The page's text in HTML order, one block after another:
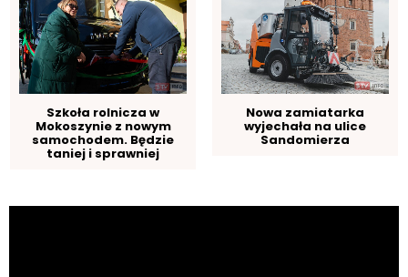
Szkoła rolnicza w
Mokoszynie z nowym
samochodem. Będzie
taniej i sprawniej
Nowa zamiatarka
wyjechała na ulice
Sandomierza